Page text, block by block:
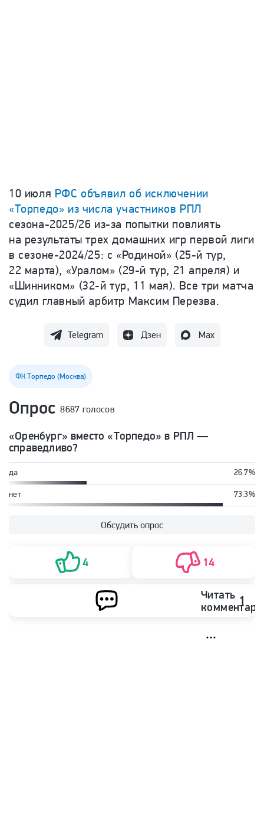
10 июля РФС объявил об исключении
«Торпедо» из числа участников РПЛ
сезона-2025/26 из-за попытки повлиять
на результаты трех домашних игр первой лиги
в сезоне-2024/25: с «Родиной» (25-й тур,
22 марта), «Уралом» (29-й тур, 21 апреля) и
«Шинником» (32-й тур, 11 мая). Все три матча
судил главный арбитр Максим Перезва.
Telegram Дзен Max
ФК Торпедо (Москва)
Опрос 8687 голосов
«Оренбург» вместо «Торпедо» в РПЛ —
справедливо?
да 26.7%
нет 73.3%
Обсудить опрос
4 14
Читать 1